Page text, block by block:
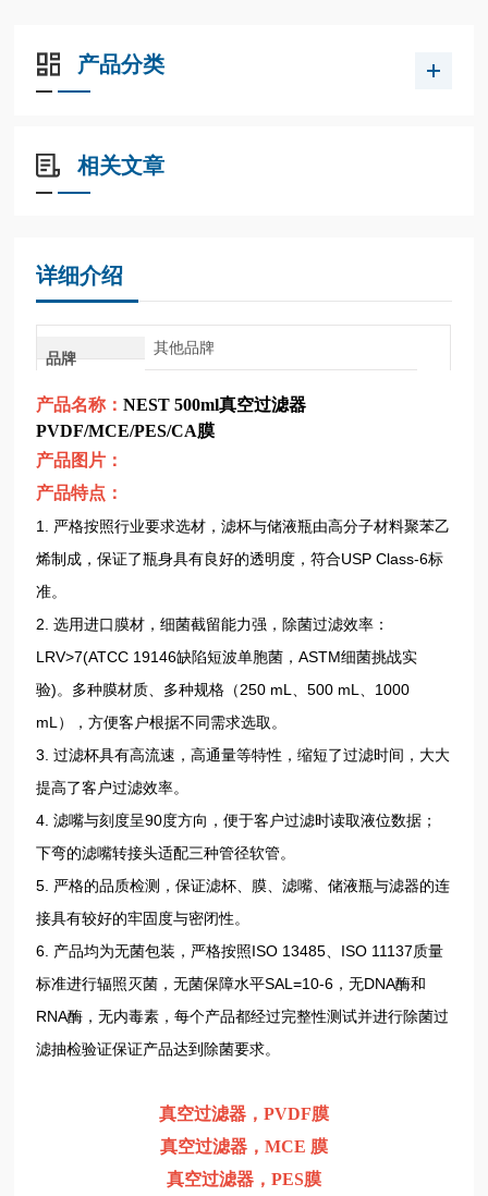
产品分类
相关文章
详细介绍
品牌
其他品牌
产品名称：NEST 500ml真空过滤器
PVDF/MCE/PES/CA膜
产品图片：
产品特点：
1. 严格按照行业要求选材，滤杯与储液瓶由高分子材料聚苯乙
烯制成，保证了瓶身具有良好的透明度，符合USP Class-6标
准。
2. 选用进口膜材，细菌截留能力强，除菌过滤效率：
LRV>7(ATCC 19146缺陷短波单胞菌，ASTM细菌挑战实
验)。多种膜材质、多种规格（250 mL、500 mL、1000
mL），方便客户根据不同需求选取。
3. 过滤杯具有高流速，高通量等特性，缩短了过滤时间，大大
提高了客户过滤效率。
4. 滤嘴与刻度呈90度方向，便于客户过滤时读取液位数据；
下弯的滤嘴转接头适配三种管径软管。
5. 严格的品质检测，保证滤杯、膜、滤嘴、储液瓶与滤器的连
接具有较好的牢固度与密闭性。
6. 产品均为无菌包装，严格按照ISO 13485、ISO 11137质量
标准进行辐照灭菌，无菌保障水平SAL=10-6，无DNA酶和
RNA酶，无内毒素，每个产品都经过完整性测试并进行除菌过
滤抽检验证保证产品达到除菌要求。
真空过滤器，PVDF膜
真空过滤器，MCE 膜
真空过滤器，PES膜